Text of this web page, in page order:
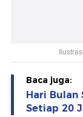
Baca juga:
Hari Bulan
Setiap 20